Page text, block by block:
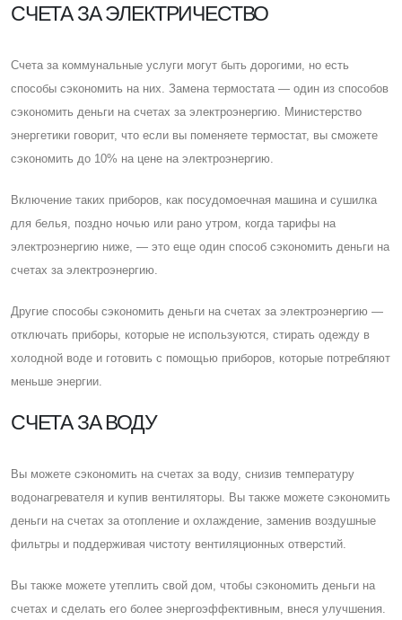
CЧЕТА ЗА ЭЛЕКТРИЧЕСТВО
Cчета за коммунальные услуги могут быть дорогими, но есть
способы сэкономить на них. Замена термостата — один из способов
сэкономить деньги на счетах за электроэнергию. Министерство
энергетики говорит, что если вы поменяете термостат, вы сможете
сэкономить до 10% на цене на электроэнергию.
Включение таких приборов, как посудомоечная машина и сушилка
для белья, поздно ночью или рано утром, когда тарифы на
электроэнергию ниже, — это еще один способ сэкономить деньги на
счетах за электроэнергию.
Другие способы сэкономить деньги на счетах за электроэнергию —
отключать приборы, которые не используются, стирать одежду в
холодной воде и готовить с помощью приборов, которые потребляют
меньше энергии.
CЧЕТА ЗА ВОДУ
Вы можете сэкономить на счетах за воду, снизив температуру
водонагревателя и купив вентиляторы. Вы также можете сэкономить
деньги на счетах за отопление и охлаждение, заменив воздушные
фильтры и поддерживая чистоту вентиляционных отверстий.
Вы также можете утеплить свой дом, чтобы сэкономить деньги на
счетах и ​​сделать его более энергоэффективным, внеся улучшения.